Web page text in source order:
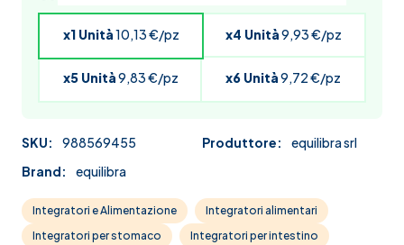
x1 Unità10,13 €/pz x4 Unità9,93 €/pz
x5 Unità9,83 €/pz x6 Unità9,72 €/pz
SKU: 988569455 Produttore:
equilibra srl
Brand:
equilibra
Integratori e Alimentazione
Integratori alimentari
Integratori per stomaco
Integratori per intestino